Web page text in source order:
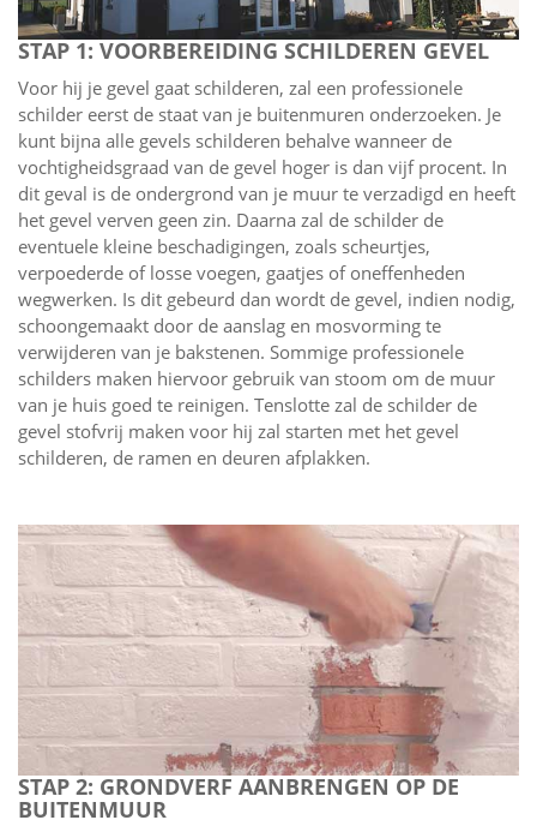
STAP 1: VOORBEREIDING SCHILDEREN GEVEL
Voor hij je gevel gaat schilderen, zal een professionele
schilder eerst de staat van je buitenmuren onderzoeken. Je
kunt bijna alle gevels schilderen behalve wanneer de
vochtigheidsgraad van de gevel hoger is dan vijf procent. In
dit geval is de ondergrond van je muur te verzadigd en heeft
het gevel verven geen zin. Daarna zal de schilder de
eventuele kleine beschadigingen, zoals scheurtjes,
verpoederde of losse voegen, gaatjes of oneffenheden
wegwerken. Is dit gebeurd dan wordt de gevel, indien nodig,
schoongemaakt door de aanslag en mosvorming te
verwijderen van je bakstenen. Sommige professionele
schilders maken hiervoor gebruik van stoom om de muur
van je huis goed te reinigen. Tenslotte zal de schilder de
gevel stofvrij maken voor hij zal starten met het gevel
schilderen, de ramen en deuren afplakken.
STAP 2: GRONDVERF AANBRENGEN OP DE
BUITENMUUR